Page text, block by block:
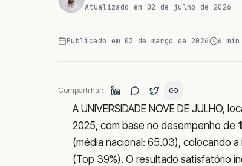
Atualizado em 02 de julho de 2026
Publicado em 03 de março de 2026 6
Compartilhar:
A UNIVERSIDADE NOVE DE JULHO,
2025, com base no desempenho de
(média nacional: 65.03), colocando
(Top 39%). O resultado satisfatório